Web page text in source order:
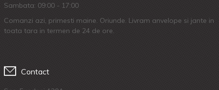
Sambata: 09:00 - 17:00
Comanzi azi, primesti maine. Oriunde. Livram anvelope si jante in
toata tara in termen de 24 de ore.
Contact